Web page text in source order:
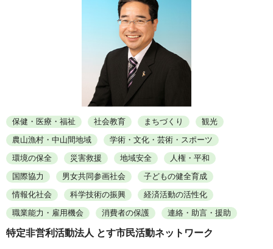
保健・医療・福祉 社会教育 まちづくり
観光
農山漁村・中山間地域
学術・文化・芸術・スポーツ
環境の保全
災害救援 地域安全
人権・平和
国際協力
男女共同参画社会
子どもの健全育成
情報化社会
科学技術の振興
経済活動の活性化
職業能力・雇用機会
消費者の保護 連絡・助言・援助
特定非営利活動法人 とす市民活動ネットワーク